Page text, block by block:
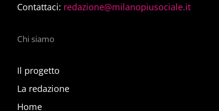
Contattaci: redazione@milanopiusociale.it
Chi siamo
Il progetto
La redazione
Home